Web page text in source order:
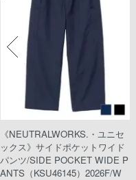
《NEUTRALWORKS.・ユニセ
ックス》サイドポケットワイド
パンツ/SIDE POCKET WIDE P
ANTS（KSU46145）2026F/W